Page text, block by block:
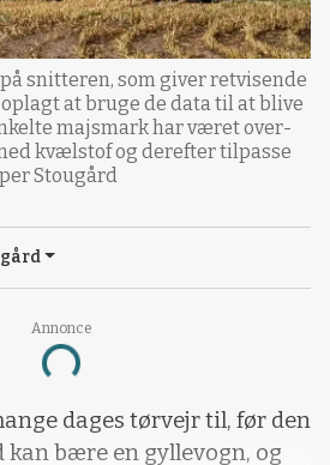
Annonce
Loading...
snitteren, som giver retvisende
at bruge de data til at blive
majsmark har været over-
kvælstof og derefter tilpasse
Stougård
dages tørvejr til, før den
bære en gyllevogn, og